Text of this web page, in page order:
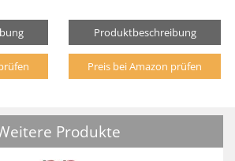
Produktbeschreibung
Preis bei Amazon prüfen
Produkte